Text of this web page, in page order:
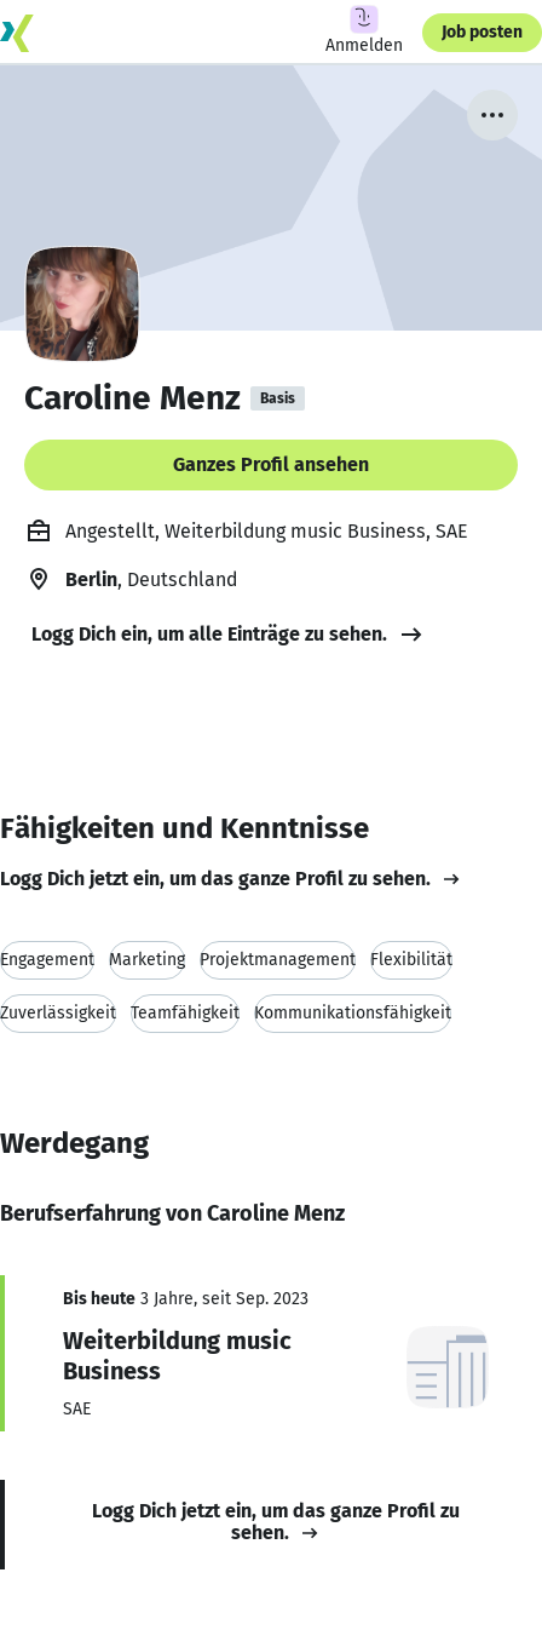
Anmelden
Job posten
Caroline Menz Basis
Ganzes Profil ansehen
Angestellt, Weiterbildung music Business, SAE
Berlin, Deutschland
Logg Dich ein, um alle Einträge zu sehen.
Fähigkeiten und Kenntnisse
Logg Dich jetzt ein, um das ganze Profil zu sehen.
Engagement Marketing Projektmanagement Flexibilität
Zuverlässigkeit Teamfähigkeit Kommunikationsfähigkeit
Werdegang
Berufserfahrung von Caroline Menz
Bis heute 3 Jahre, seit Sep. 2023
Weiterbildung music
Business
SAE
Logg Dich jetzt ein, um das ganze Profil zu
sehen.